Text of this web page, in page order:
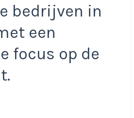
bedrijven in
een
focus op de